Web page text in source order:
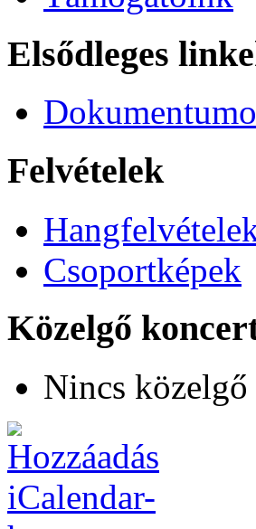
Elsődleges
Felvételek
Csoportképek
Közelgő
Nincs közelgő